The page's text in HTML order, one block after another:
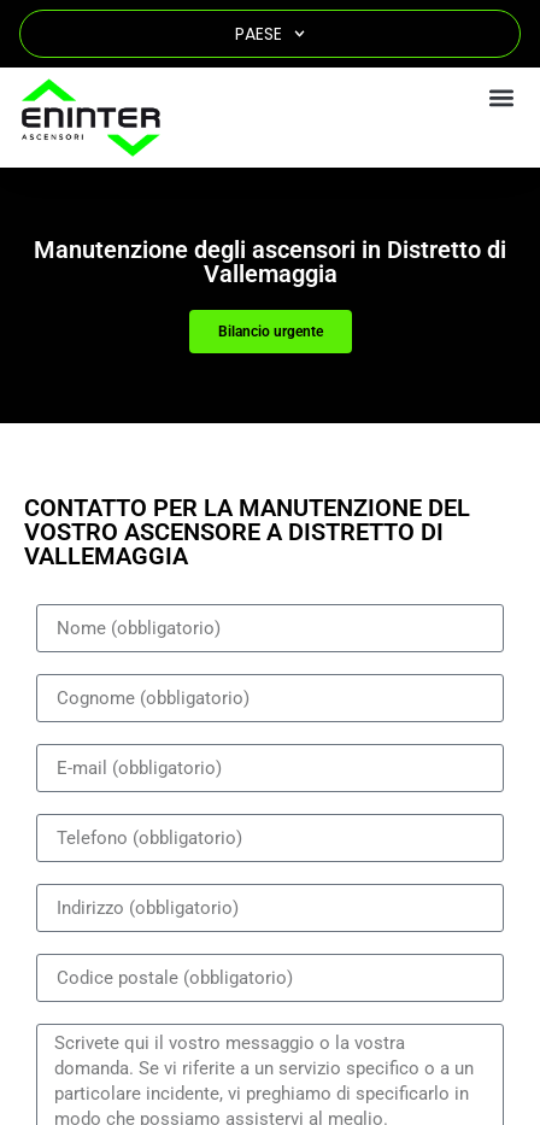
PAESE
Manutenzione degli ascensori in Distretto di
Vallemaggia
Bilancio urgente
CONTATTO PER LA MANUTENZIONE DEL
VOSTRO ASCENSORE A DISTRETTO DI
VALLEMAGGIA